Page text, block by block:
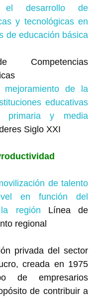
el desarrollo de
y tecnológicas en
de educación básica
Competencias
de la
educativas
primaria y media
Siglo XXI
de talento
en función del
región Línea de
regional
privada del sector
creada en 1975
de empresarios
de contribuir a